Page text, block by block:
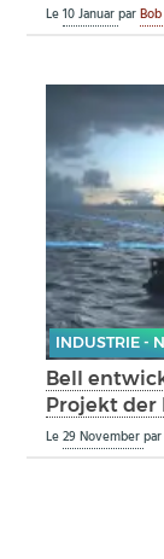
Le10 Januarpar
INDUSTRIE -
Bell
Projekt der
Le29 November